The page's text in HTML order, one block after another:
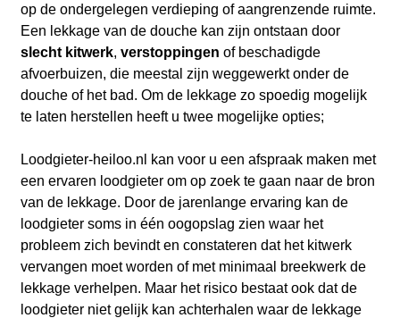
op de ondergelegen verdieping of aangrenzende ruimte.
Een lekkage van de douche kan zijn ontstaan door
slecht kitwerk, verstoppingen of beschadigde
afvoerbuizen, die meestal zijn weggewerkt onder de
douche of het bad. Om de lekkage zo spoedig mogelijk
te laten herstellen heeft u twee mogelijke opties;
Loodgieter-heiloo.nl kan voor u een afspraak maken met
een ervaren loodgieter om op zoek te gaan naar de bron
van de lekkage. Door de jarenlange ervaring kan de
loodgieter soms in één oogopslag zien waar het
probleem zich bevindt en constateren dat het kitwerk
vervangen moet worden of met minimaal breekwerk de
lekkage verhelpen. Maar het risico bestaat ook dat de
loodgieter niet gelijk kan achterhalen waar de lekkage